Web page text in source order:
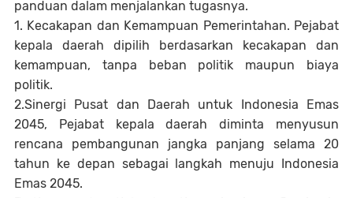
panduan dalam menjalankan tugasnya.
1. Kecakapan dan Kemampuan Pemerintahan. Pejabat
kepala daerah dipilih berdasarkan kecakapan dan
kemampuan, tanpa beban politik maupun biaya
politik.
2.Sinergi Pusat dan Daerah untuk Indonesia Emas
2045, Pejabat kepala daerah diminta menyusun
rencana pembangunan jangka panjang selama 20
tahun ke depan sebagai langkah menuju Indonesia
Emas 2045.